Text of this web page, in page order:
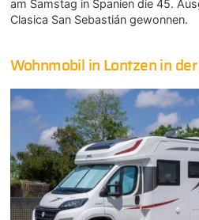
am Samstag in Spanien die 45.
Clasica San Sebastián gewonnen.
Wohnmobil in Lontzen in